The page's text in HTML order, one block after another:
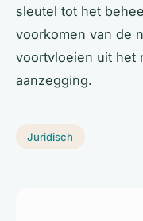
sleutel tot het
voorkomen van de
voortvloeien uit het
aanzegging.
Juridisch